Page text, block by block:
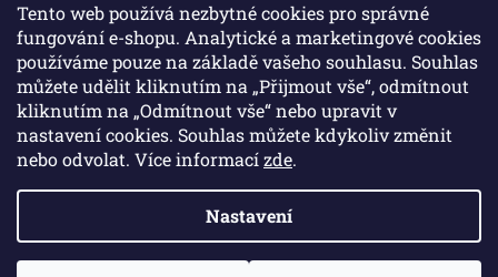
Tento web používá nezbytné cookies pro správné
fungování e-shopu. Analytické a marketingové cookies
používáme pouze na základě vašeho souhlasu. Souhlas
můžete udělit kliknutím na „Přijmout vše“, odmítnout
kliknutím na „Odmítnout vše“ nebo upravit v
nastavení cookies. Souhlas můžete kdykoliv změnit
nebo odvolat. Více informacízde.
Nastavení
Prohlášení o shodě
Způsoby platby
DOTAZY
Kontakty
Copyright 2026Colibri print. Všechna práva vyhrazena.